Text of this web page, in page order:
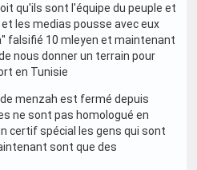
qu'ils sont l'équipe du peuple et
les medias pousse avec eux
falsifié 10 mleyen et maintenant
nous donner un terrain pour
en Tunisie
menzah est fermé depuis
ne sont pas homologué en
certif spécial les gens qui sont
sont que des